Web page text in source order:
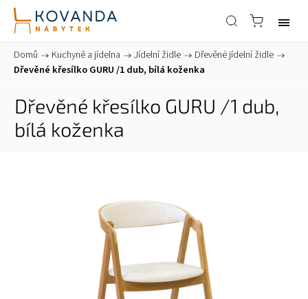
Domů / Kuchyně a jídelna / Jídelní židle / Dřevěné jídelní židle /
Dřevěné křesílko GURU /1 dub, bílá koženka
Dřevěné křesílko GURU /1 dub,
bílá koženka